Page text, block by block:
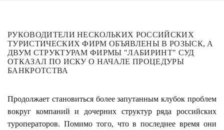
РУКОВОДИТЕЛИ НЕСКОЛЬКИХ РОССИЙСКИХ
ТУРИСТИЧЕСКИХ ФИРМ ОБЪЯВЛЕНЫ В РОЗЫСК, А
ДВУМ СТРУКТУРАМ ФИРМЫ "ЛАБИРИНТ" СУД
ОТКАЗАЛ ПО ИСКУ О НАЧАЛЕ ПРОЦЕДУРЫ
БАНКРОТСТВА
Продолжает становиться более запутанным клубок проблем
вокруг компаний и дочерних структур ряда российских
туроператоров. Помимо того, что в последнее время они